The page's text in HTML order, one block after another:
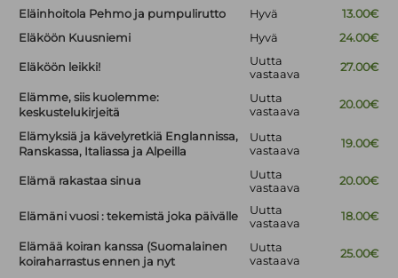
Eläinhoitola Pehmo ja pumpulirutto
Hyvä
13.00€
Eläköön Kuusniemi
Hyvä 24.00€
Eläköön leikki!
Uutta
vastaava
27.00€
Elämme, siis kuolemme:
keskustelukirjeitä
Uutta
vastaava
20.00€
Elämyksiä ja kävelyretkiä Englannissa,
Ranskassa, Italiassa ja Alpeilla
Uutta
vastaava
19.00€
Elämä rakastaa sinua
Uutta
vastaava
20.00€
Elämäni vuosi : tekemistä joka päivälle
Uutta
vastaava
18.00€
Elämää koiran kanssa (Suomalainen
koiraharrastus ennen ja nyt
Uutta
vastaava
25.00€